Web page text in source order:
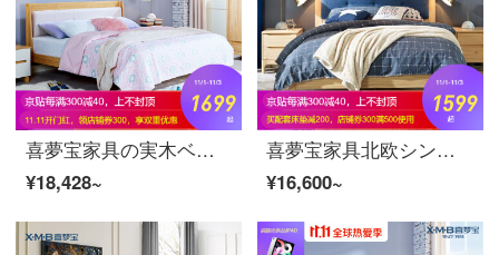
喜夢宝家具の実木ベッドは1.5メートル1.8メートルで、寝室はダブルベッドで、柔らかくて、シンプルで、現代の松木ベッドは1800*2000です。
¥18,428~
喜夢宝家具北欧シンプルウッド1.35メートル1.5メートル1.8メートルシングルベッドルーム家具木色1500*2000
¥16,600~